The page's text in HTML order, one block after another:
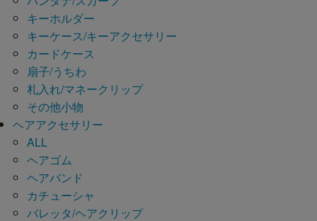
キーホルダー
キーケース/キーアクセサリー
カードケース
扇子/うちわ
札入れ/マネークリップ
その他小物
ヘアアクセサリー
ALL
ヘアゴム
ヘアバンド
カチューシャ
バレッタ/ヘアクリップ